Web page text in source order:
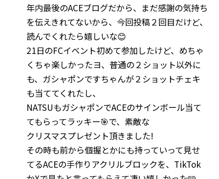
年内最後のACEブログだから、まだ感謝の気持ち
を伝えきれてないから、今回投稿２回目だけど、
読んでくれたら嬉しいな😊
21日のFCイベント初めて参加したけど、めちゃ
くちゃ楽しかったヨ、普通の２ショット以外に
も、ガシャポンですちゃんが２ショットチェキ
も当ててくれたし、
NATSUもガシャポンでACEのサインボール当て
てもらってラッキー🎯で、素敵な
クリスマスプレゼント頂きました!
その時も前から個握とかにも持っていって見せ
てるACEの手作りアクリルブロックを、TikTok